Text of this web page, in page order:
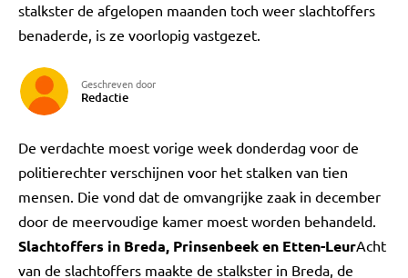
stalkster de afgelopen maanden toch weer slachtoffers
benaderde, is ze voorlopig vastgezet.
Geschreven door
Redactie
De verdachte moest vorige week donderdag voor de
politierechter verschijnen voor het stalken van tien
mensen. Die vond dat de omvangrijke zaak in december
door de meervoudige kamer moest worden behandeld.
Slachtoffers in Breda, Prinsenbeek en Etten-LeurAcht
van de slachtoffers maakte de stalkster in Breda, de